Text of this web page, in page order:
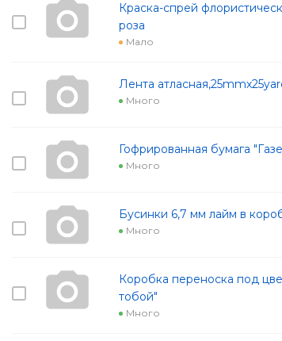
Краска-спрей
роза
Мало
Лента
Много
Гофрированная бумага
Много
Бусинки 6,7 мм лайм в
Много
Коробка переноска под
тобой"
Много